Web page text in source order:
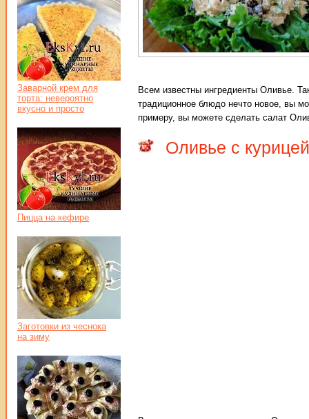
Всем известны ингредиенты Оливье.
традиционное блюдо нечто новое, вы
примеру, вы можете сделать салат
Оливье с курицей
Заварной крем для
торта: невероятно
вкусно и просто
Пицца на кефире
Заготовки из чеснока
на зиму